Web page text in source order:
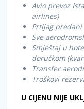
Avio prevoz
airlines)
Prtljag
Sve
Smještaj u
doručkom
Transfer
Troškovi
U CIJENU NIJE